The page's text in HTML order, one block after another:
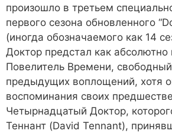
произошло в третьем
первого сезона обновленного
(иногда обозначаемого как 14
Доктор предстал как абсолютно
Повелитель Времени,
предыдущих воплощений, хотя
воспоминания своих
Четырнадцатый Доктор,
Теннант (David Tennant),